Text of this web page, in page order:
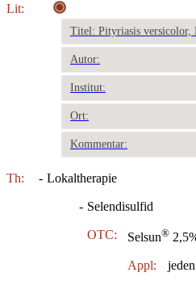
Lit:
Titel: Pityriasis versicolor,
Autor:
Institut:
Ort:
Kommentar:
Th: - Lokaltherapie
- Selendisulfid
OTC: Selsun®
Appl: